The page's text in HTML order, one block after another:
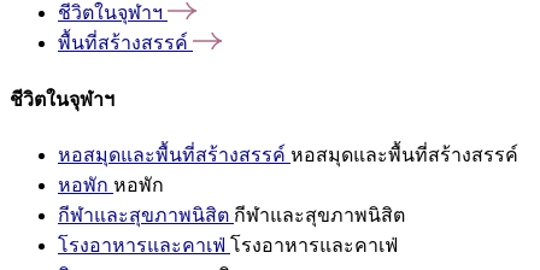
ชีวิตในจุฬาฯ
พื้นที่สร้างสรรค์
ชีวิตในจุฬาฯ
หอสมุดและพื้นที่สร้างสรรค์ หอสมุดและพื้นที่สร้างสรรค์
หอพัก หอพัก
กีฬาและสุขภาพนิสิต กีฬาและสุขภาพนิสิต
โรงอาหารและคาเฟ่ โรงอาหารและคาเฟ่